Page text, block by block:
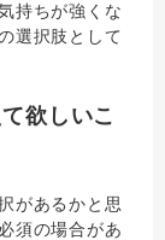
持ちが強くな
選択肢として
欲しいこ
があるかと思
須の場合があ